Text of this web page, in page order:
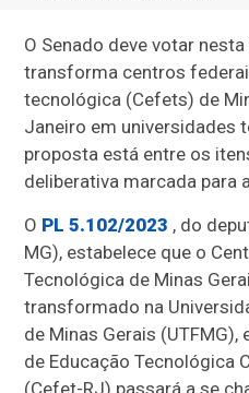
O Senado deve votar
transforma centros
tecnológica (Cefets) de
Janeiro em universidades
proposta está entre os
deliberativa marcada para
O PL 5.102/2023 , do
MG), estabelece que o
Tecnológica de Minas
transformado na
de Minas Gerais
de Educação Tecnológica
(Cefet-RJ) passará a se